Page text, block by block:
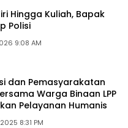
Hingga Kuliah, Bapak
Polisi
9:08 AM
dan Pemasyarakatan
Warga Binaan LPP
Pelayanan Humanis
8:31 PM